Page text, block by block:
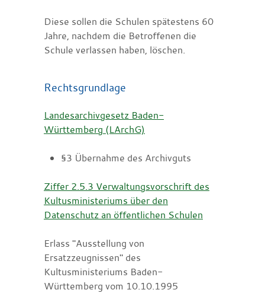
Diese sollen die Schulen spätestens 60
Jahre, nachdem die Betroffenen die
Schule verlassen haben, löschen.
Rechtsgrundlage
Landesarchivgesetz Baden-
Württemberg (LArchG)
§3 Übernahme des Archivguts
Ziffer 2.5.3 Verwaltungsvorschrift des
Kultusministeriums über den
Datenschutz an öffentlichen Schulen
Erlass "Ausstellung von
Ersatzzeugnissen" des
Kultusministeriums Baden-
Württemberg vom 10.10.1995